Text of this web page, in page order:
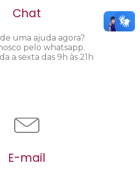
Chat
uma ajuda agora?
pelo whatsapp.
a sexta das 9h às 21h
E-mail